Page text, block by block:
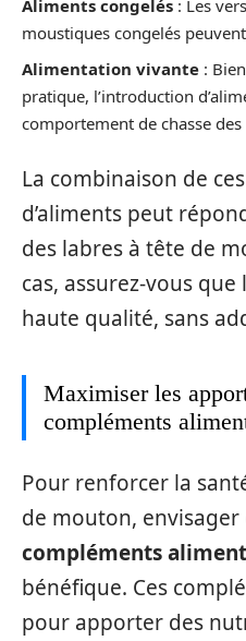
Aliments congelés : Les
moustiques congelés
Alimentation vivante :
pratique, l’introduction
comportement de chasse
La combinaison de
d’aliments peut
des labres à tête de
cas, assurez-vous
haute qualité, sans
Maximiser les
compléments
Pour renforcer la
de mouton, envisager
compléments
bénéfique. Ces
pour apporter des